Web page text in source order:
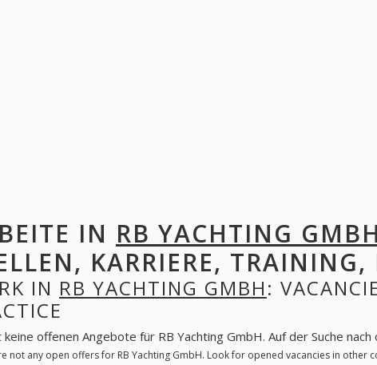
IN RB YACHTING GMBH
KARRIERE, TRAINING,
IN RB YACHTING GMBH:
keine offenen Angebote für RB Yachting GmbH. Auf der Suche
not any open offers for RB Yachting GmbH. Look for opened vacancies in other